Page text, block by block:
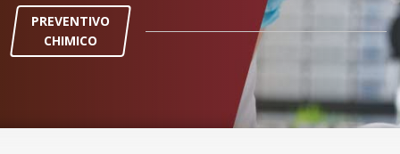
PREVENTIVO
CHIMICO